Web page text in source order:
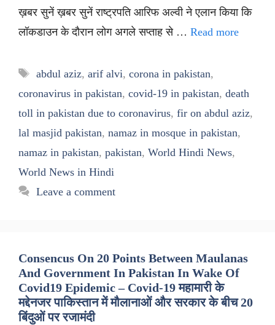
ख़बर सुनें ख़बर सुनें राष्ट्रपति आरिफ अल्वी ने एलान किया कि
लॉकडाउन के दौरान लोग अगले सप्ताह से … Read more
Tags
abdul aziz, arif alvi, corona in pakistan,
coronavirus in pakistan, covid-19 in pakistan, death
toll in pakistan due to coronavirus, fir on abdul aziz,
lal masjid pakistan, namaz in mosque in pakistan,
namaz in pakistan, pakistan, World Hindi News,
World News in Hindi
Leave a comment
Consencus On 20 Points Between Maulanas
And Government In Pakistan In Wake Of
Covid19 Epidemic – Covid-19 महामारी के
मद्देनजर पाकिस्तान में मौलानाओं और सरकार के बीच 20
बिंदुओं पर रजामंदी